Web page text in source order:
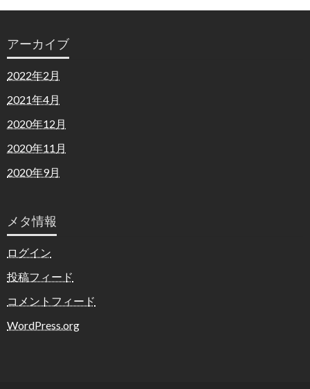
アーカイブ
2022年2月
2021年4月
2020年12月
2020年11月
2020年9月
メタ情報
ログイン
投稿フィード
コメントフィード
WordPress.org